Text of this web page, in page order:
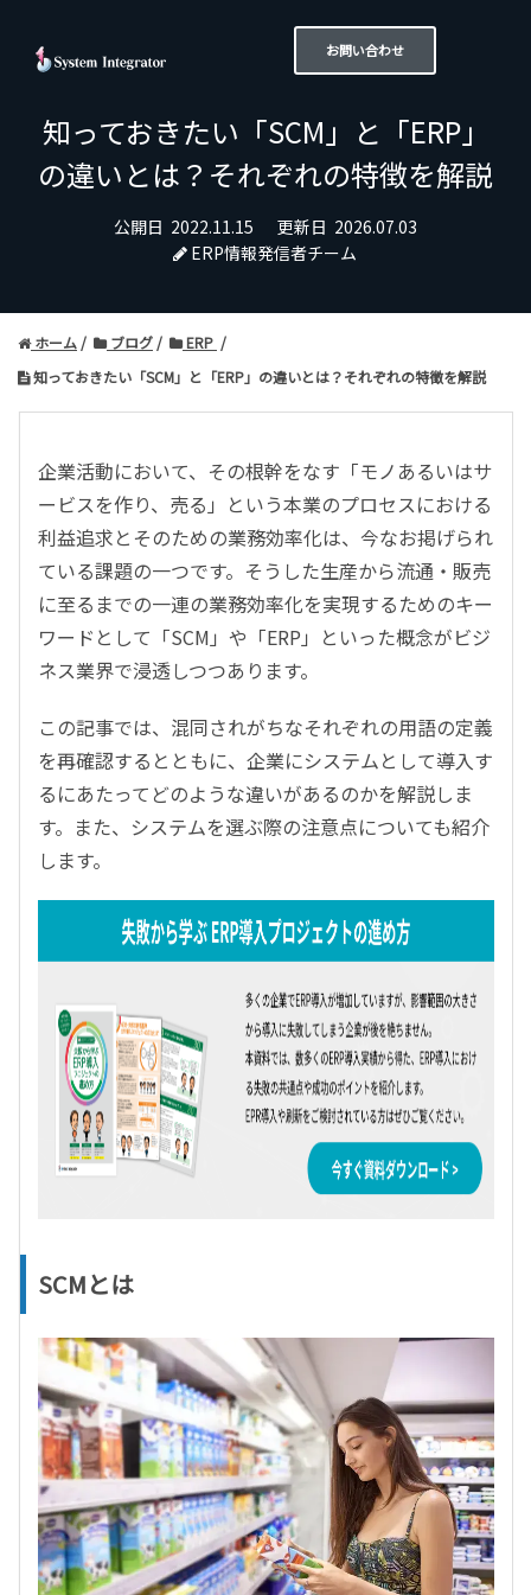
お問い合わせ
知っておきたい「SCM」と「ERP」
の違いとは？それぞれの特徴を解説
公開日 2022.11.15 更新日 2026.07.03
ERP情報発信者チーム
ホーム ブログ
ERP
知っておきたい「SCM」と「ERP」の違いとは？それぞれの特徴を解説
企業活動において、その根幹をなす「モノあるいはサ
ービスを作り、売る」という本業のプロセスにおける
利益追求とそのための業務効率化は、今なお掲げられ
ている課題の一つです。そうした生産から流通・販売
に至るまでの一連の業務効率化を実現するためのキー
ワードとして「SCM」や「ERP」といった概念がビジ
ネス業界で浸透しつつあります。
この記事では、混同されがちなそれぞれの用語の定義
を再確認するとともに、企業にシステムとして導入す
るにあたってどのような違いがあるのかを解説しま
す。また、システムを選ぶ際の注意点についても紹介
します。
SCMとは